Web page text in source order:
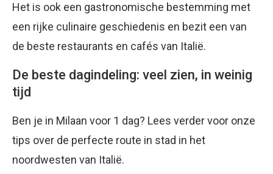
Het is ook een gastronomische bestemming met
een rijke culinaire geschiedenis en bezit een van
de beste restaurants en cafés van Italië.
De beste dagindeling: veel zien, in weinig
tijd
Ben je in Milaan voor 1 dag? Lees verder voor onze
tips over de perfecte route in stad in het
noordwesten van Italië.